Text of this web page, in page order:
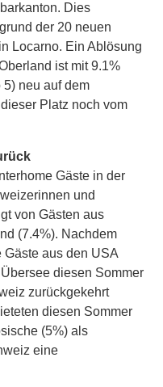
Dies
der 20 neuen
Locarno. Ein Ablösung
ist mit 9.1%
5) neu auf dem
Platz noch vom
Gäste in der
und
von Gästen aus
(7.4%). Nachdem
aus den USA
diesen Sommer
zurückgekehrt
diesen Sommer
(5%) als
eine